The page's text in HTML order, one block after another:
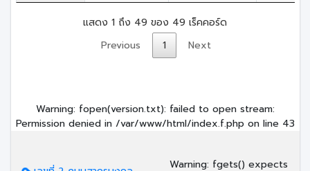
แสดง 1 ถึง 49 ของ 49 เร็คคอร์ด
Previous
1 Next
Warning: fopen(version.txt): failed to open stream:
Permission denied in /var/www/html/index.f.php on line 43
Warning: fgets() expects